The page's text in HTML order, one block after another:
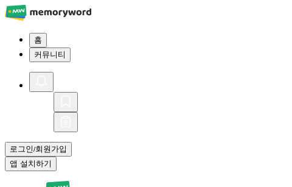
홈
커뮤니티
로그인/회원가입
앱 설치하기